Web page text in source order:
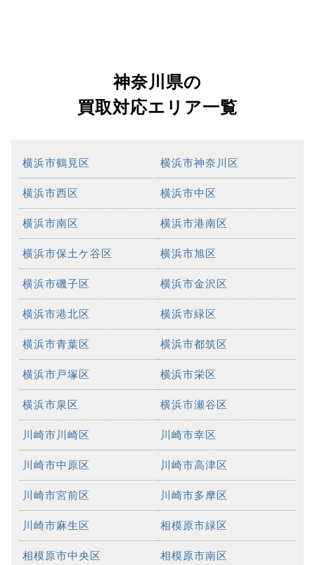
神奈川県の
買取対応エリア一覧
横浜市鶴見区 横浜市神奈川区
横浜市西区 横浜市中区
横浜市南区 横浜市港南区
横浜市保土ケ谷区 横浜市旭区
横浜市磯子区 横浜市金沢区
横浜市港北区 横浜市緑区
横浜市青葉区 横浜市都筑区
横浜市戸塚区 横浜市栄区
横浜市泉区 横浜市瀬谷区
川崎市川崎区 川崎市幸区
川崎市中原区 川崎市高津区
川崎市宮前区 川崎市多摩区
川崎市麻生区 相模原市緑区
相模原市中央区 相模原市南区